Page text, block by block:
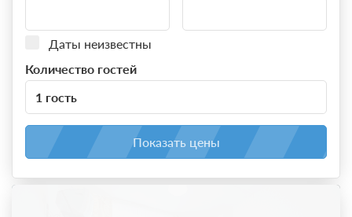
Даты неизвестны
Количество гостей
1 гость
Показать цены